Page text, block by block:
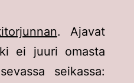
. Ajavat
ei juuri omasta
seikassa: